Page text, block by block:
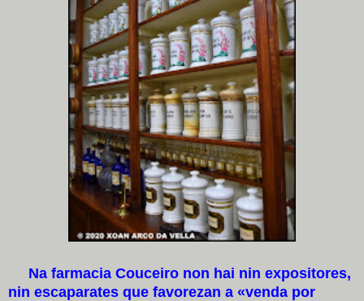
Na farmacia Couceiro non hai nin expositores,
nin escaparates que favorezan a «venda por